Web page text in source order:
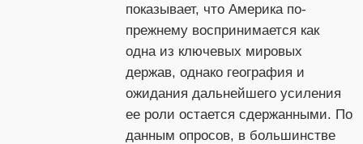
показывает, что Америка по-
прежнему воспринимается как
одна из ключевых мировых
держав, однако география и
ожидания дальнейшего усиления
ее роли остается сдержанными. По
данным опросов, в большинстве